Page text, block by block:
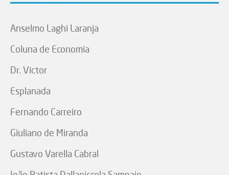
Anselmo Laghi Laranja
Coluna de Economia
Dr. Victor
Esplanada
Fernando Carreiro
Giuliano de Miranda
Gustavo Varella Cabral